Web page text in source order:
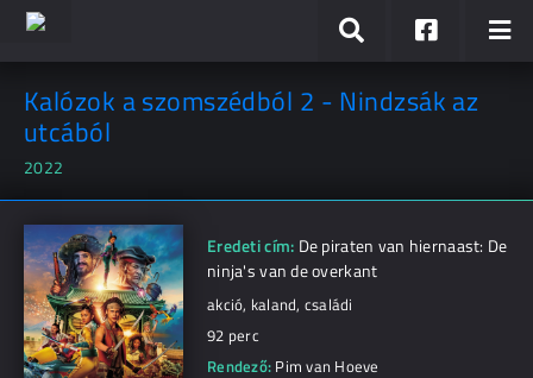
Kalózok a szomszédból 2 - Nindzsák az
utcából
2022
Eredeti cím: De piraten van hiernaast: De
ninja's van de overkant
akció, kaland, családi
92 perc
Rendező: Pim van Hoeve